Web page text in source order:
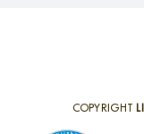
COPYRIGHT